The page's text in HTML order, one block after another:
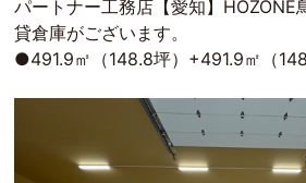
パートナー工務店【愛知】HOZONE
貸倉庫がございます。
●491.9㎡（148.8坪）+491.9㎡（